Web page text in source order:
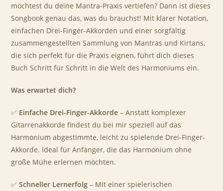
möchtest du deine Mantra-Praxis vertiefen? Dann ist dieses
Songbook genau das, was du brauchst! Mit klarer Notation,
einfachen Drei-Finger-Akkorden und einer sorgfältig
zusammengestellten Sammlung von Mantras und Kirtans,
die sich perfekt für die Praxis eignen, führt dich dieses
Buch Schritt für Schritt in die Welt des Harmoniums ein.
Was erwartet dich?
✅ Einfache Drei-Finger-Akkorde – Anstatt komplexer
Gitarrenakkorde findest du bei mir speziell auf das
Harmonium abgestimmte, leicht zu spielende Drei-Finger-
Akkorde. Ideal für Anfänger, die das Harmonium ohne
große Mühe erlernen möchten.
✅Schneller Lernerfolg – Mit einer spielerischen